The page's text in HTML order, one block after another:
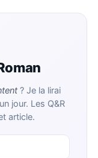
? Je la lirai
jour. Les Q&R
article.